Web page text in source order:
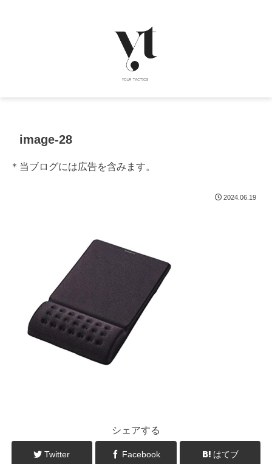
image-28
＊当ブログには広告を含みます。
2024.06.19
シェアする
Twitter Facebook はてブ